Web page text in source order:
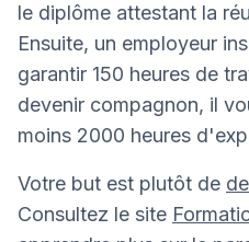
le diplôme attestant la
Ensuite, un employeur
garantir 150 heures de
devenir compagnon, il
moins 2000 heures
Votre but est plutôt de
Consultez le site